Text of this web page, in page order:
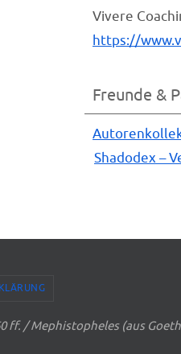
Vive­re
https://
Freunde &
Shado­dex –
/ Mephistopheles (aus